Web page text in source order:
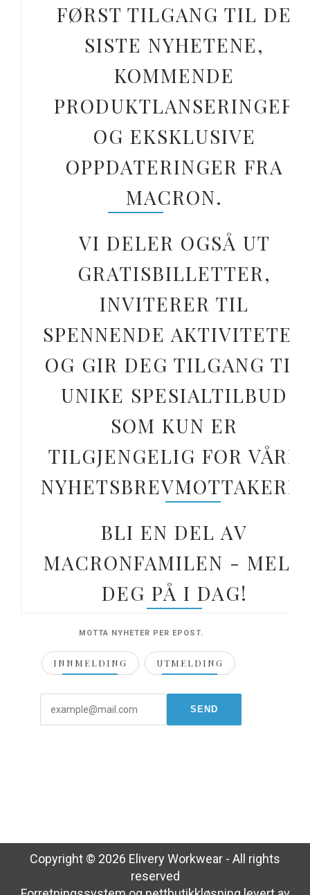
FØRST TILGANG TIL DE
SISTE NYHETENE,
KOMMENDE
PRODUKTLANSERINGER
OG EKSKLUSIVE
OPPDATERINGER FRA
MACRON.
VI DELER OGSÅ UT
GRATISBILLETTER,
INVITERER TIL
SPENNENDE AKTIVITETER
OG GIR DEG TILGANG TIL
UNIKE SPESIALTILBUD
SOM KUN ER
TILGJENGELIG FOR VÅRE
NYHETSBREVMOTTAKERE.
BLI EN DEL AV
MACRONFAMILEN - MELD
DEG PÅ I DAG!
MOTTA NYHETER PER EPOST.
INNMELDING UTMELDING
Copyright © 2026 Elivery Workwear - All rights
reserved